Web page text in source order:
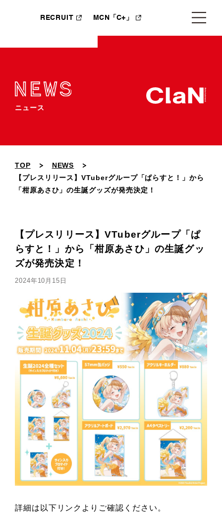
RECRUIT MCN「C+」
ニュース
TOP
NEWS
【プレスリリース】VTuberグループ「ぱらすと！」から
「柑原あさひ」の生誕グッズが発売決定！
【プレスリリース】VTuberグループ「ぱ
らすと！」から「柑原あさひ」の生誕グッ
ズが発売決定！
2024年10月15日
詳細は以下リンクよりご確認ください。